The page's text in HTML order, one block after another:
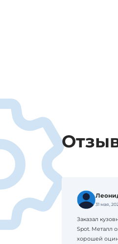
31 мая,
Заказал
Spot. Металл
хорошей